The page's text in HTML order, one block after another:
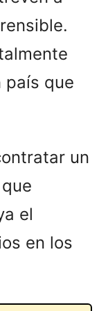
país que
un
que
el
en los